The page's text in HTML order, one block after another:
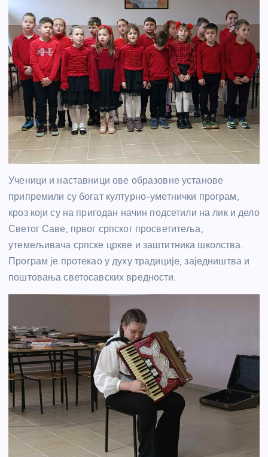
Ученици и наставници ове образовне установе
припремили су богат културно-уметнички програм,
кроз који су на пригодан начин подсетили на лик и дело
Светог Саве, првог српског просветитеља,
утемељивача српске цркве и заштитника школства.
Програм је протекао у духу традиције, заједништва и
поштовања светосавских вредности.